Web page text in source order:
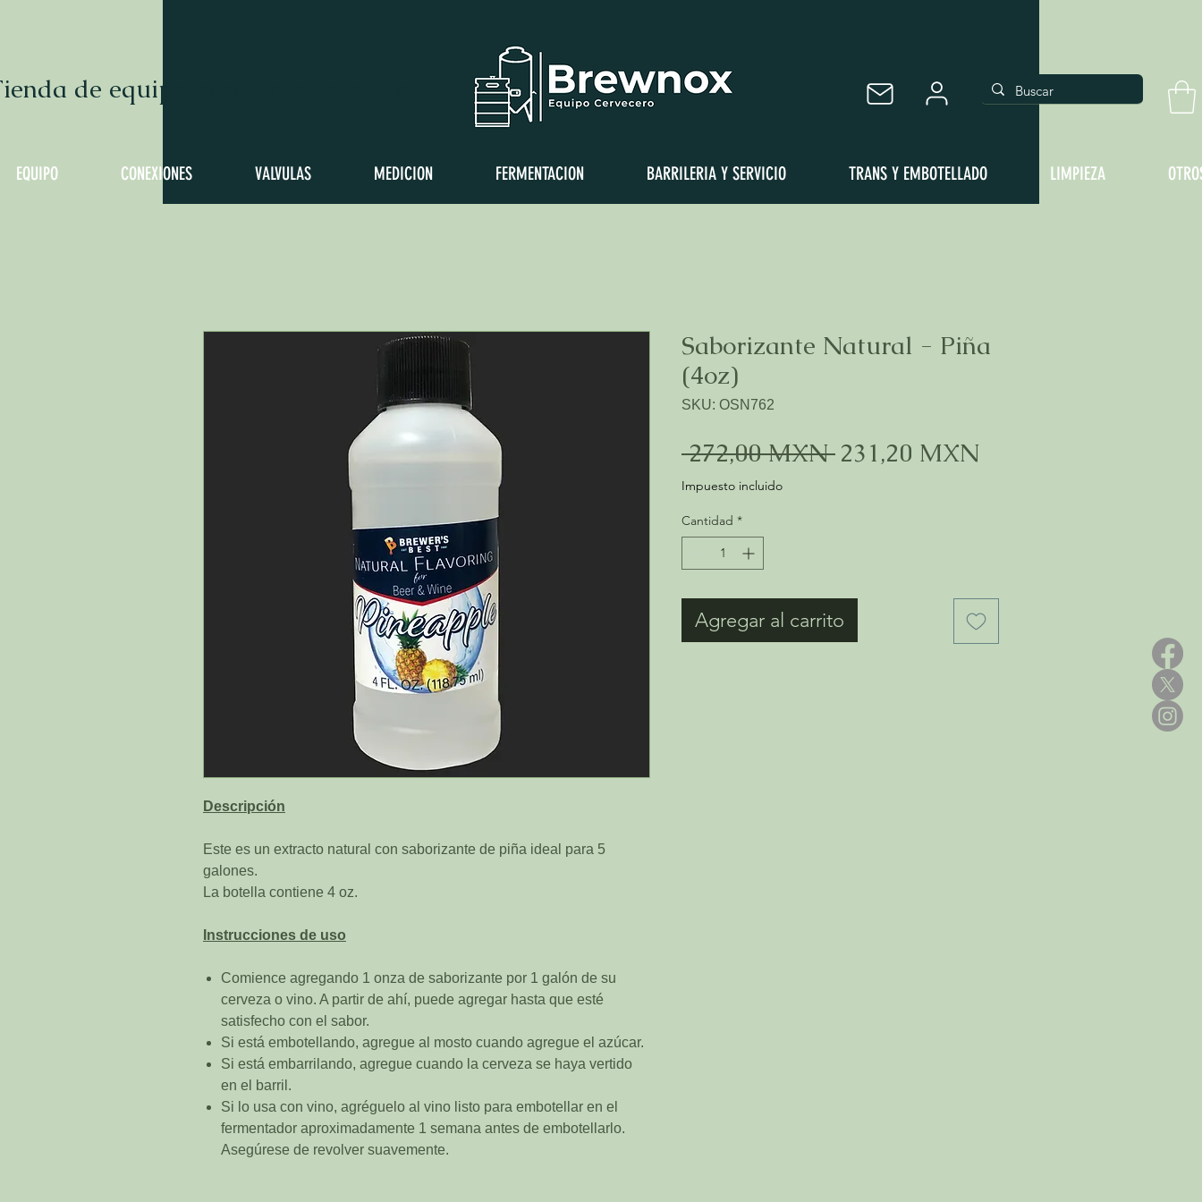
de equipo para hacer cerveza
EQUIPO CONEXIONES VALVULAS MEDICION FERMENTACION BARRILERIA Y SERVICIO TRANS Y EMBOTELLADO LIMPIEZA
Descripción
Este es un extracto natural con saborizante de piña ideal para 5
galones.
La botella contiene 4 oz.
Instrucciones de uso
Comience agregando 1 onza de saborizante por 1 galón de su
cerveza o vino. A partir de ahí, puede agregar hasta que esté
satisfecho con el sabor.
Si está embotellando, agregue al mosto cuando agregue el azúcar.
Si está embarrilando, agregue cuando la cerveza se haya vertido
en el barril.
Si lo usa con vino, agréguelo al vino listo para embotellar en el
fermentador aproximadamente 1 semana antes de embotellarlo.
Asegúrese de revolver suavemente.
Saborizante Natural - Piña
(4oz)
SKU: OSN762
272,00 MXN Precio
231,20 MXN
Impuesto incluido
Cantidad *
Agregar al carrito